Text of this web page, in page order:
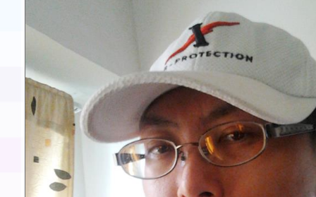
展演活動實施計畫」
請一案